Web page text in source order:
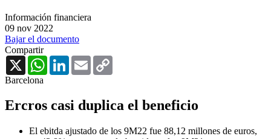
Información financiera
09 nov 2022
Bajar el documento
Compartir
X
WhatsAppLinkedInEmail
Barcelona
Ercros casi duplica el beneficio
El ebitda ajustado de los 9M22 fue 88,12 millones de euros,